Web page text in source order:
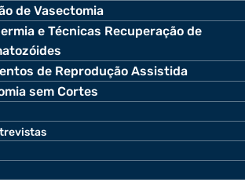
de Vasectomia
e Técnicas Recuperação de
de Reprodução Assistida
sem Cortes